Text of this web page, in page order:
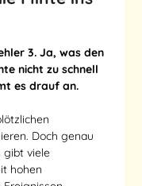
3. Ja, was den
nicht zu schnell
es drauf an.
Doch genau
gibt viele
hohen